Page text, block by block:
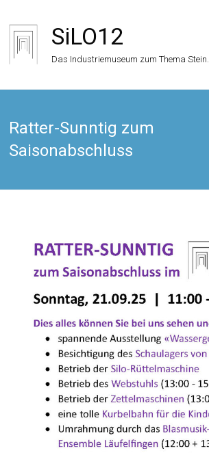
Inhalt
springen
SiLO12
Das Industriemuseum zum Thema Stein.
Ratter-Sunntig zum
Saisonabschluss